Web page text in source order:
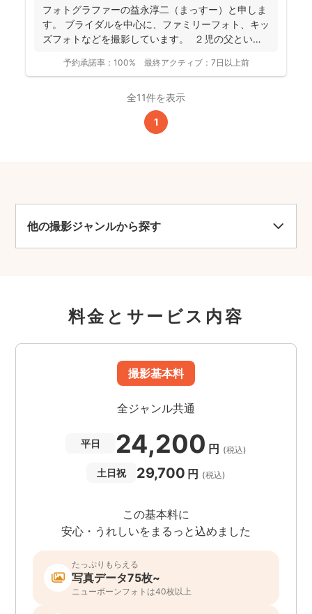
フォトグラファーの益永淳二（まっすー）と申しま
す。 ブライダルを中心に、ファミリーフォト、キッ
ズフォトなどを撮影しています。 ２児の父という
予約承諾率： 100% 最終アクティブ： 7日以上前
全11件を表示
1
他の撮影ジャンルから探す
料金とサービス内容
撮影基本料
全ジャンル共通
平日 24,200 円 (税込)
土日祝 29,700 円 (税込)
この基本料に
安心・うれしいをまるっと込めました
たっぷりもらえる
写真データ75枚~
ニューボーンフォトは40枚以上